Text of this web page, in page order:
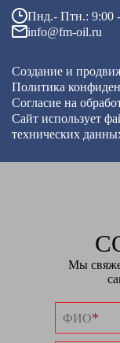
Пнд.- Птн.: 9:00
info@fm-oil.ru
Создание и
Политика
Согласие на
Сайт использует
технических
Мы
ФИО*